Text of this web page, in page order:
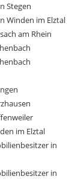
Stegen
Winden im Elztal
am Rhein
im Elztal
in
in